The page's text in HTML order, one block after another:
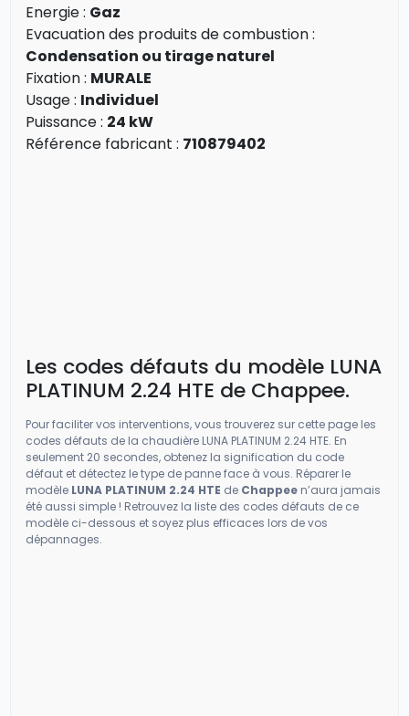
Energie : Gaz
Evacuation des produits de combustion :
Condensation ou tirage naturel
Fixation : MURALE
Usage : Individuel
Puissance : 24 kW
Référence fabricant : 710879402
Les codes défauts du modèle LUNA
PLATINUM 2.24 HTE de Chappee.
Pour faciliter vos interventions, vous trouverez sur cette page les
codes défauts de la chaudière LUNA PLATINUM 2.24 HTE. En
seulement 20 secondes, obtenez la signification du code
défaut et détectez le type de panne face à vous. Réparer le
modèle LUNA PLATINUM 2.24 HTE de Chappee n’aura jamais
été aussi simple ! Retrouvez la liste des codes défauts de ce
modèle ci-dessous et soyez plus efficaces lors de vos
dépannages.